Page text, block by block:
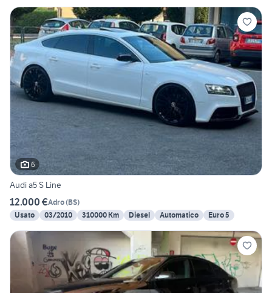
6
Audi a5 S Line
12.000 €Adro(BS)
Usato
03/2010 310000 Km Diesel Automatico Euro 5